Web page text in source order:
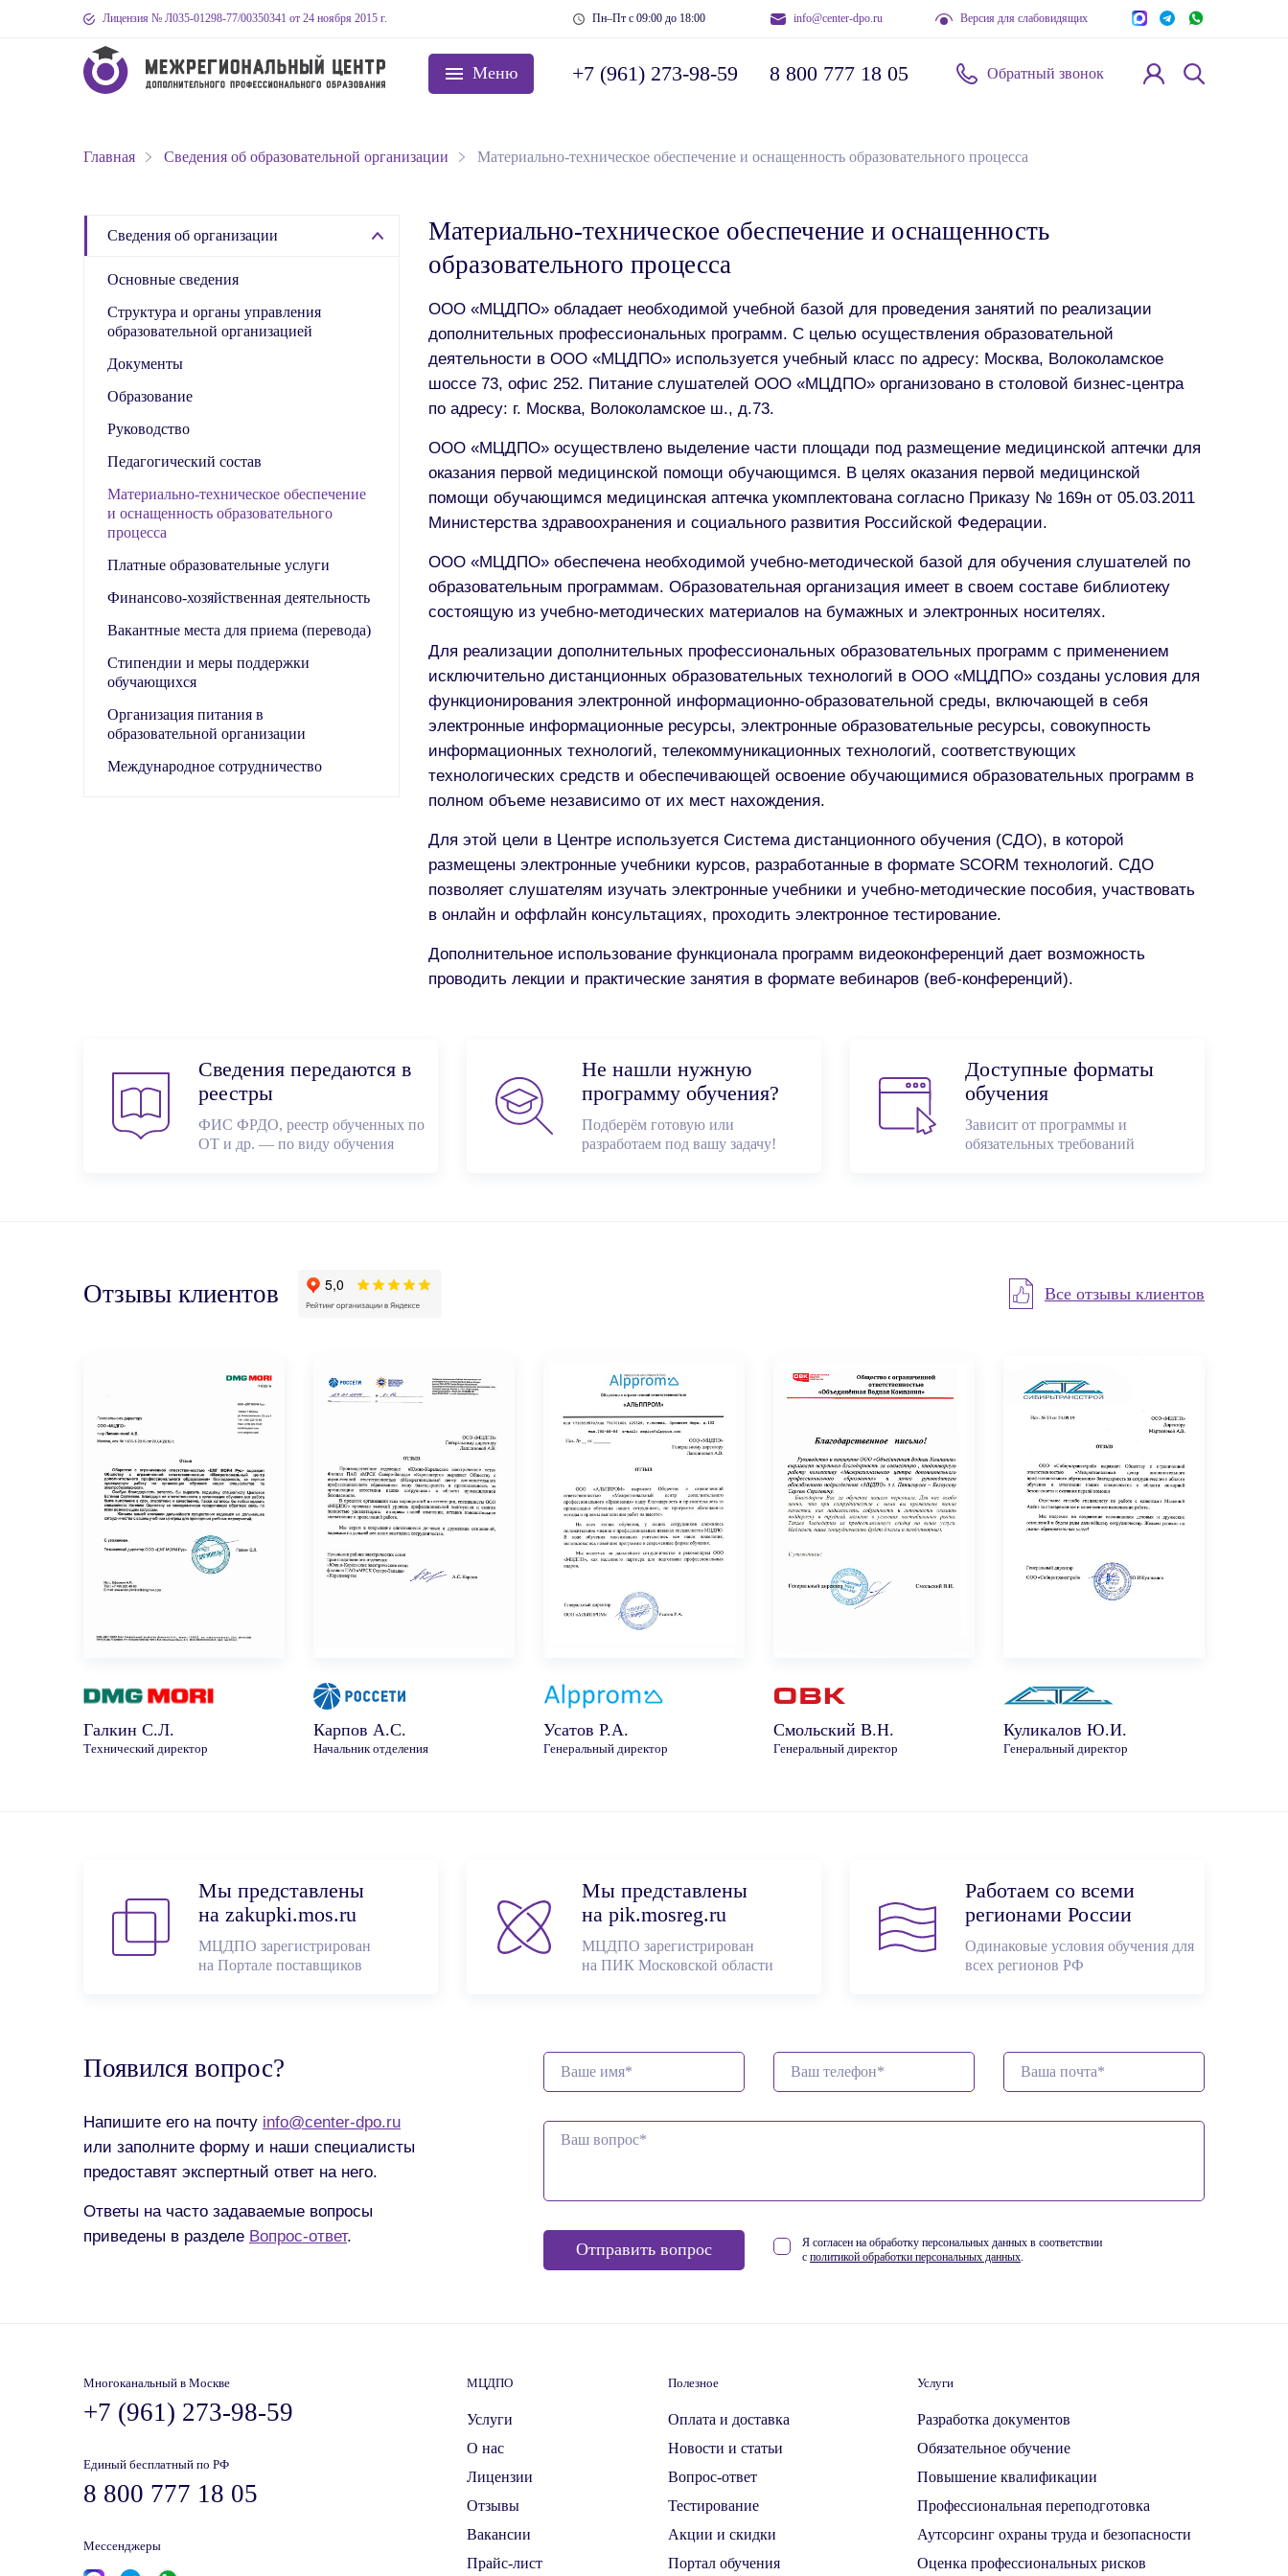
Лицензия № Л035-01298-77/00350341 от 24 ноября 2015 г. Пн–Пт с 09:00 до 18:00 info@center-dpo.ru Версия для слабовидящих
Меню +7 (961) 273-98-59 8 800 777 18 05 Обратный звонок
Главная Сведения об образовательной организации Материально-техническое обеспечение и оснащенность образовательного процесса
Сведения об организации
Основные сведения
Структура и органы управления
образовательной организацией
Документы
Образование
Руководство
Педагогический состав
Материально-техническое обеспечение
и оснащенность образовательного
процесса
Платные образовательные услуги
Финансово-хозяйственная деятельность
Вакантные места для приема (перевода)
Стипендии и меры поддержки
обучающихся
Организация питания в
образовательной организации
Международное сотрудничество
Материально-техническое обеспечение и оснащенность
образовательного процесса
ООО «МЦДПО» обладает необходимой учебной базой для проведения занятий по реализации
дополнительных профессиональных программ. С целью осуществления образовательной
деятельности в ООО «МЦДПО» используется учебный класс по адресу: Москва, Волоколамское
шоссе 73, офис 252. Питание слушателей ООО «МЦДПО» организовано в столовой бизнес-центра
по адресу: г. Москва, Волоколамское ш., д.73.
ООО «МЦДПО» осуществлено выделение части площади под размещение медицинской аптечки для
оказания первой медицинской помощи обучающимся. В целях оказания первой медицинской
помощи обучающимся медицинская аптечка укомплектована согласно Приказу № 169н от 05.03.2011
Министерства здравоохранения и социального развития Российской Федерации.
ООО «МЦДПО» обеспечена необходимой учебно-методической базой для обучения слушателей по
образовательным программам. Образовательная организация имеет в своем составе библиотеку
состоящую из учебно-методических материалов на бумажных и электронных носителях.
Для реализации дополнительных профессиональных образовательных программ с применением
исключительно дистанционных образовательных технологий в ООО «МЦДПО» созданы условия для
функционирования электронной информационно-образовательной среды, включающей в себя
электронные информационные ресурсы, электронные образовательные ресурсы, совокупность
информационных технологий, телекоммуникационных технологий, соответствующих
технологических средств и обеспечивающей освоение обучающимися образовательных программ в
полном объеме независимо от их мест нахождения.
Для этой цели в Центре используется Система дистанционного обучения (СДО), в которой
размещены электронные учебники курсов, разработанные в формате SCORM технологий. СДО
позволяет слушателям изучать электронные учебники и учебно-методические пособия, участвовать
в онлайн и оффлайн консультациях, проходить электронное тестирование.
Дополнительное использование функционала программ видеоконференций дает возможность
проводить лекции и практические занятия в формате вебинаров (веб-конференций).
Сведения передаются в
реестры
ФИС ФРДО, реестр обученных по
ОТ и др. — по виду обучения
Не нашли нужную
программу обучения?
Подберём готовую или
разработаем под вашу задачу!
Доступные форматы
обучения
Зависит от программы и
обязательных требований
Отзывы клиентов Все отзывы клиентов
Галкин С.Л.
Технический директор
Карпов А.С.
Начальник отделения
Усатов Р.А.
Генеральный директор
Смольский В.Н.
Генеральный директор
Куликалов Ю.И.
Генеральный директор
Мы представлены
на zakupki.mos.ru
МЦДПО зарегистрирован
на Портале поставщиков
Мы представлены
на pik.mosreg.ru
МЦДПО зарегистрирован
на ПИК Московской области
Работаем со всеми
регионами России
Одинаковые условия обучения для
всех регионов РФ
Появился вопрос?
Напишите его на почту info@center-dpo.ru
или заполните форму и наши специалисты
предоставят экспертный ответ на него.
Ответы на часто задаваемые вопросы
приведены в разделе Вопрос-ответ.
Отправить вопрос
Я согласен на обработку персональных данных в соответствии
с политикой обработки персональных данных.
Многоканальный в Москве
+7 (961) 273-98-59
Единый бесплатный по РФ
8 800 777 18 05
Мессенджеры
МЦДПО
Услуги
О нас
Лицензии
Отзывы
Вакансии
Прайс-лист
Полезное
Оплата и доставка
Новости и статьи
Вопрос-ответ
Тестирование
Акции и скидки
Портал обучения
Услуги
Разработка документов
Обязательное обучение
Повышение квалификации
Профессиональная переподготовка
Аутсорсинг охраны труда и безопасности
Оценка профессиональных рисков